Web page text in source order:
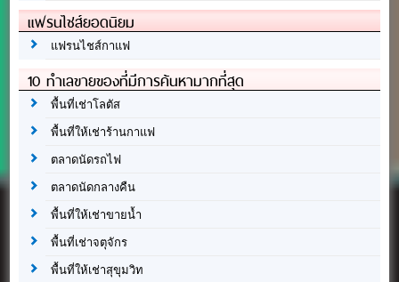
แฟรนไชส์ยอดนิยม
แฟรนไชส์กาแฟ
10 ทำเลขายของที่มีการค้นหามากที่สุด
พื้นที่เช่าโลตัส
พื้นที่ให้เช่าร้านกาแฟ
ตลาดนัดรถไฟ
ตลาดนัดกลางคืน
พื้นที่ให้เช่าขายน้ำ
พื้นที่เช่าจตุจักร
พื้นที่ให้เช่าสุขุมวิท